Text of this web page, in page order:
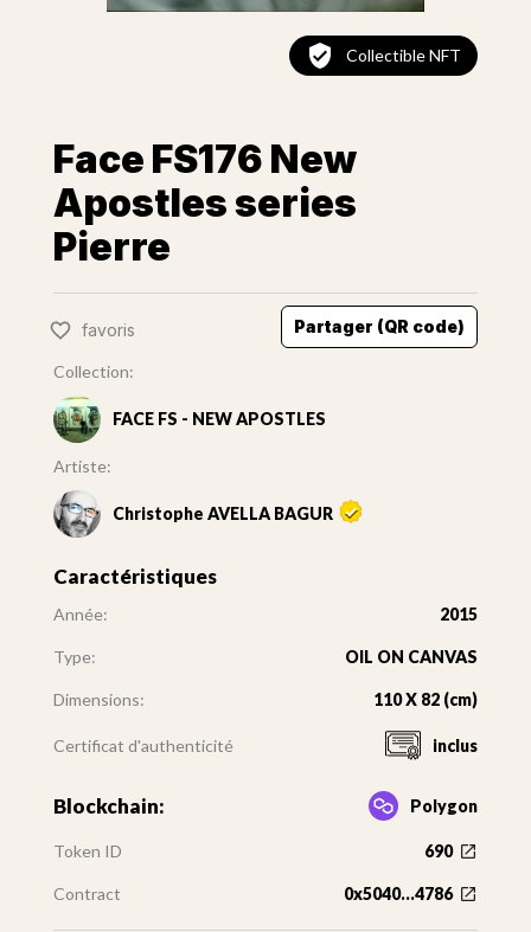
Collectible NFT
Face FS176 New
Apostles series
Pierre
favoris Partager (QR code)
Collection:
FACE FS - NEW APOSTLES
Artiste:
Christophe AVELLA BAGUR
Caractéristiques
Année: 2015
Type: OIL ON CANVAS
Dimensions: 110 X 82 (cm)
Certificat d'authenticité inclus
Blockchain: Polygon
Token ID 690
Contract 0x5040...4786